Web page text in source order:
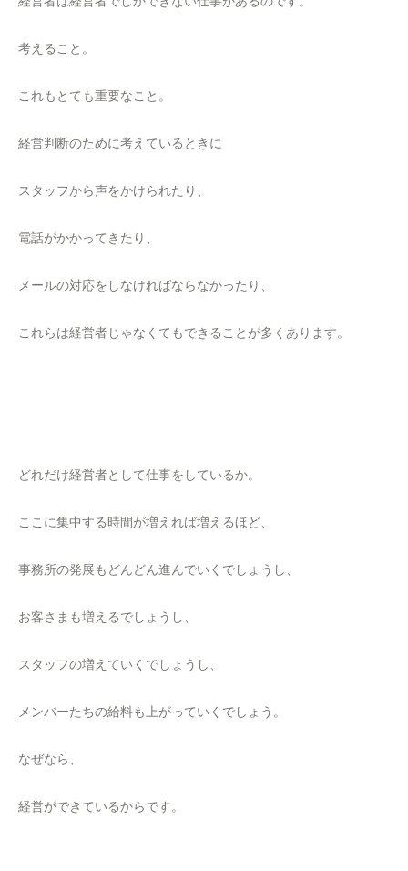
考えること。
これもとても重要なこと。
経営判断のために考えているときに
スタッフから声をかけられたり、
電話がかかってきたり、
メールの対応をしなければならなかったり、
これらは経営者じゃなくてもできることが多くあります。
どれだけ経営者として仕事をしているか。
ここに集中する時間が増えれば増えるほど、
事務所の発展もどんどん進んでいくでしょうし、
お客さまも増えるでしょうし、
スタッフの増えていくでしょうし、
メンバーたちの給料も上がっていくでしょう。
なぜなら、
経営ができているからです。